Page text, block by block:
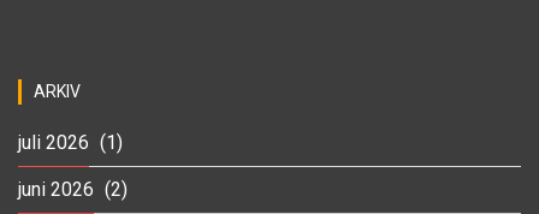
ARKIV
juli 2026 (1)
juni 2026 (2)